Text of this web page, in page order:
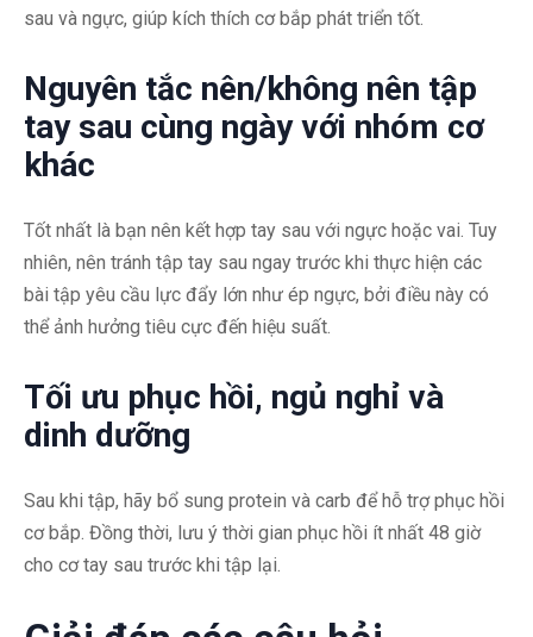
sau và ngực, giúp kích thích cơ bắp phát triển tốt.
Nguyên tắc nên/không nên tập
tay sau cùng ngày với nhóm cơ
khác
Tốt nhất là bạn nên kết hợp tay sau với ngực hoặc vai. Tuy
nhiên, nên tránh tập tay sau ngay trước khi thực hiện các
bài tập yêu cầu lực đẩy lớn như ép ngực, bởi điều này có
thể ảnh hưởng tiêu cực đến hiệu suất.
Tối ưu phục hồi, ngủ nghỉ và
dinh dưỡng
Sau khi tập, hãy bổ sung protein và carb để hỗ trợ phục hồi
cơ bắp. Đồng thời, lưu ý thời gian phục hồi ít nhất 48 giờ
cho cơ tay sau trước khi tập lại.